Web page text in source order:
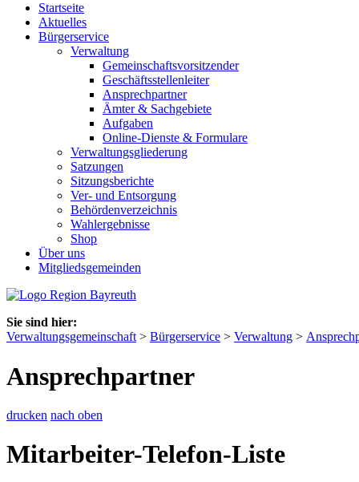
Startseite
Aktuelles
Bürgerservice
Verwaltung
Gemeinschaftsvorsitzender
Geschäftsstellenleiter
Ansprechpartner
Ämter & Sachgebiete
Aufgaben
Online-Dienste & Formulare
Verwaltungsgliederung
Satzungen
Sitzungsberichte
Ver- und Entsorgung
Behördenverzeichnis
Wahlergebnisse
Shop
Über uns
Mitgliedsgemeinden
Sie sind hier:
Verwaltungsgemeinschaft > Bürgerservice > Verwaltung >
Ansprechpartner
drucken nach oben
Mitarbeiter-Telefon-Liste